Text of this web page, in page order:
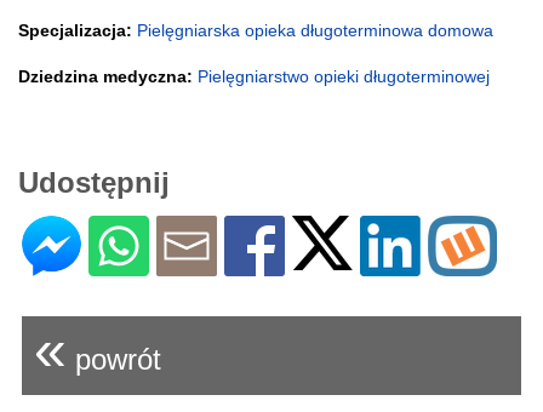
Specjalizacja: Pielęgniarska opieka długoterminowa domowa
Dziedzina medyczna: Pielęgniarstwo opieki długoterminowej
Udostępnij
« powrót